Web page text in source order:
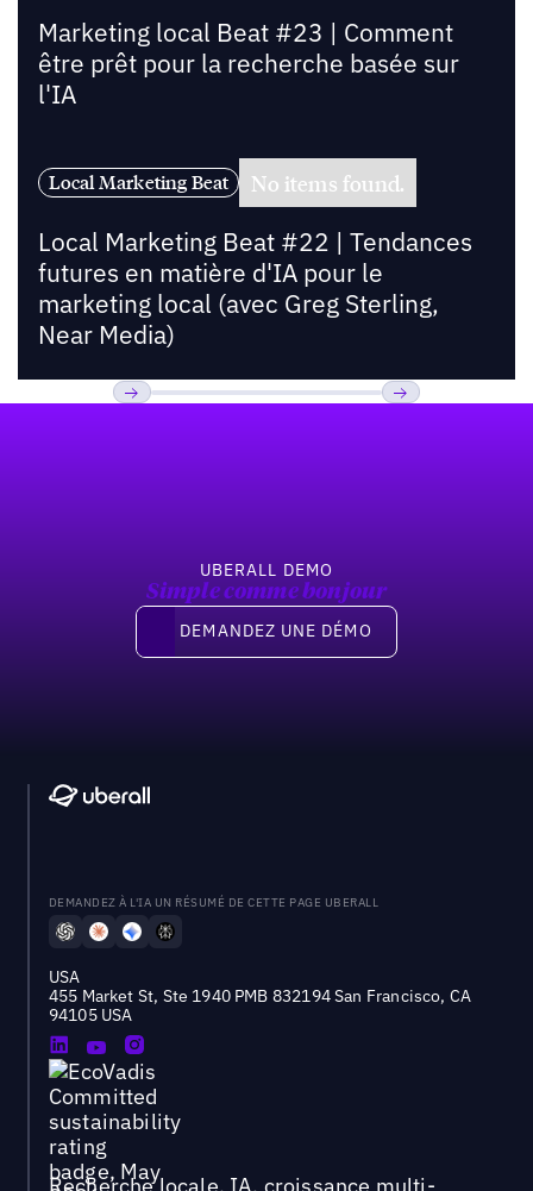
Marketing local Beat #23 | Comment
être prêt pour la recherche basée sur
l'IA
Local Marketing Beat No items found.
Local Marketing Beat #22 | Tendances
futures en matière d'IA pour le
marketing local (avec Greg Sterling,
Near Media)
UBERALL DEMO
Simple comme bonjour
Demandez une démo
DEMANDEZ UNE DÉMO
DEMANDEZ À L'IA UN RÉSUMÉ DE CETTE PAGE UBERALL
USA
455 Market St, Ste 1940 PMB 832194 San Francisco, CA
94105 USA